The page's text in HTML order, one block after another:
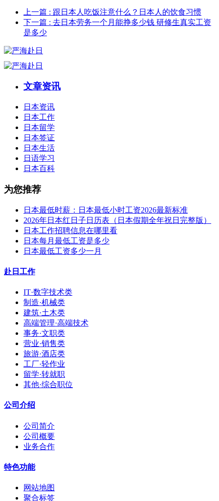
上一篇 : 跟日本人吃饭注意什么？日本人的饮食习惯
下一篇 : 去日本劳务一个月能挣多少钱 研修生真实工资
是多少
文章资讯
日本资讯
日本工作
日本留学
日本签证
日本生活
日语学习
日本百科
为您推荐
日本最低时薪：日本最低小时工资2026最新标准
2026年日本红日子日历表（日本假期全年祝日完整版）
日本工作招聘信息在哪里看
日本每月最低工资是多少
日本最低工资多少一月
赴日工作
IT·数字技术类
制造·机械类
建筑·土木类
高端管理·高端技术
事务·文职类
营业·销售类
旅游·酒店类
工厂·轻作业
留学·转就职
其他·综合职位
公司介绍
公司简介
公司概要
业务合作
特色功能
网站地图
聚合标签